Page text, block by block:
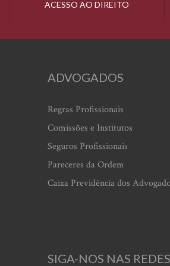
ACESSO AO DIREITO
ADVOGADOS
Regras Profissionais
Comissões e Institutos
Seguros Profissionais
Pareceres da Ordem
Caixa Previdência dos
SIGA-NOS NAS